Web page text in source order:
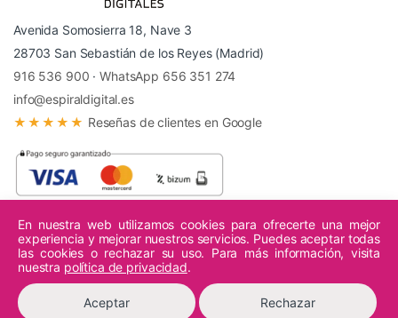
Avenida Somosierra 18, Nave 3
28703 San Sebastián de los Reyes (Madrid)
916 536 900 ·WhatsApp 656 351 274
info@espiraldigital.es
★★★★★ Reseñas de clientes en Google
© 2026 Espiral Digital - Todos los derechos reservados.
En nuestra web utilizamos cookies para ofrecerte una mejor
experiencia y mejorar nuestros servicios. Puedes aceptar todas
las cookies o rechazar su uso. Para más información, visita
nuestra política de privacidad.
Aceptar Rechazar